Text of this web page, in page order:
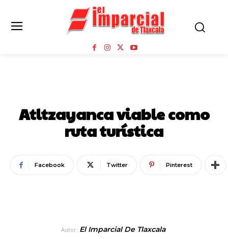
Atltzayanca viable como
ruta turística
Facebook Twitter Pinterest
Autor: El Imparcial De Tlaxcala